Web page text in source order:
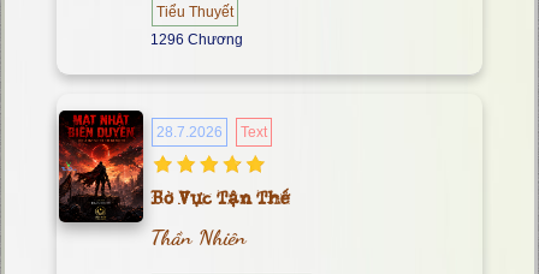
Tiểu Thuyết
1296 Chương
28.7.2026 Text
Bờ Vực Tận Thế
Thần Nhiên